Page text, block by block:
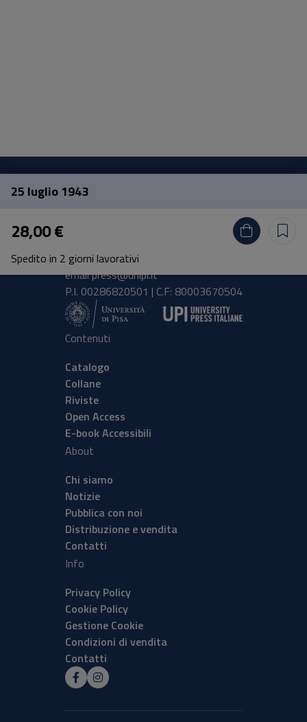
25 luglio 1943
28,00 €
Spedito in 2 giorni lavorativi
Pisa University Press
Lungarno Pacinotti 43/44 56126 Pisa
tel.+39 050 2212056
emailpress@unipi.it
P.I. 00286820501 | C.F: 80003670504
Contenuti
Catalogo
Collane
Riviste
Open Access
E-book Accessibili
About
Chi siamo
Notizie
Pubblica con noi
Distribuzione e vendita
Contatti
Info
Privacy Policy
Cookie Policy
Gestione Cookie
Condizioni di vendita
Contatti